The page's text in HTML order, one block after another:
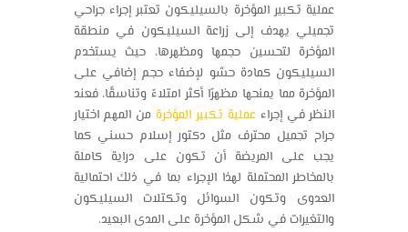
عملية تكبير المؤخرة بالسيليكون تعتبر إجراء جراحي
تجميلي يهدف إلى زراعة السيليكون في منطقة
المؤخرة لتحسين حجمها ومظهرها، حيث يستخدم
السيليكون كمادة حشو لإضفاء حجم إضافي على
المؤخرة مما يمنحها مظهرًا أكثر امتلاءً وتناسقًا، فعند
النظر في إجراءعملية تكبير المؤخرة من المهم اختيار
جراح تجميل محترف مثل دكتور إسلام حسني كما
يجب على المريضة أن تكون على دراية كاملة
بالمخاطر المحتملة لهذا الإجراء بما في ذلك احتمالية
العدوى وتكون السوائل وتكتلات السيليكون
والتغيرات في شكل المؤخرة على المدى البعيد.